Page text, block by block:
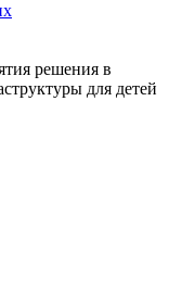
решения в
для детей